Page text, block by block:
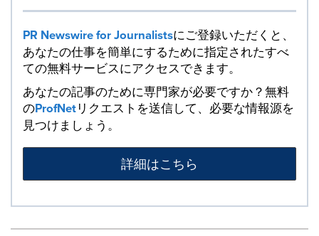
PR Newswire for Journalistsにご登録いただくと、
あなたの仕事を簡単にするために指定されたすべ
ての無料サービスにアクセスできます。
あなたの記事のために専門家が必要ですか？無料
のProfNetリクエストを送信して、必要な情報源を
見つけましょう。
詳細はこちら